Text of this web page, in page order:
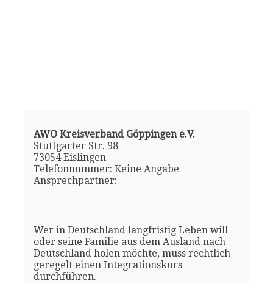
AWO Kreisverband Göppingen e.V.
Stuttgarter Str. 98
73054 Eislingen
Telefonnummer: Keine Angabe
Ansprechpartner:
Wer in Deutschland langfristig Leben will
oder seine Familie aus dem Ausland nach
Deutschland holen möchte, muss rechtlich
geregelt einen Integrationskurs
durchführen.